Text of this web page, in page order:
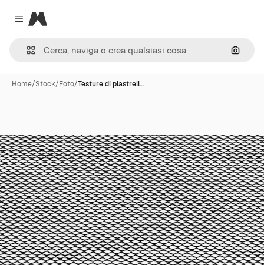
Close menu
Magnific
Cerca
Home/Stock/Foto/Testure di piastrell…